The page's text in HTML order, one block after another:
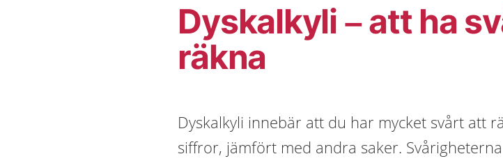
Dyskalkyli – att ha
räkna
Dyskalkyli innebär att du har mycket svårt att
siffror, jämfört med andra saker.